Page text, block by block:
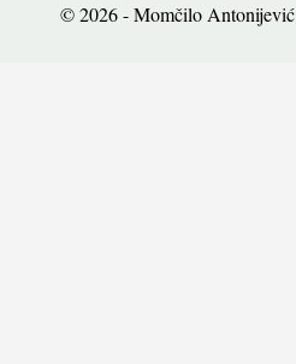
© 2026 - Momčilo Antonijević